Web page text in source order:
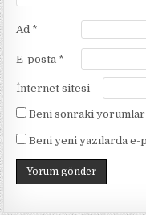
Ad *
E-posta *
İnternet sitesi
Beni sonraki
Beni yeni yazılarda